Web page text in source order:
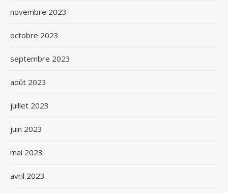
novembre 2023
octobre 2023
septembre 2023
août 2023
juillet 2023
juin 2023
mai 2023
avril 2023